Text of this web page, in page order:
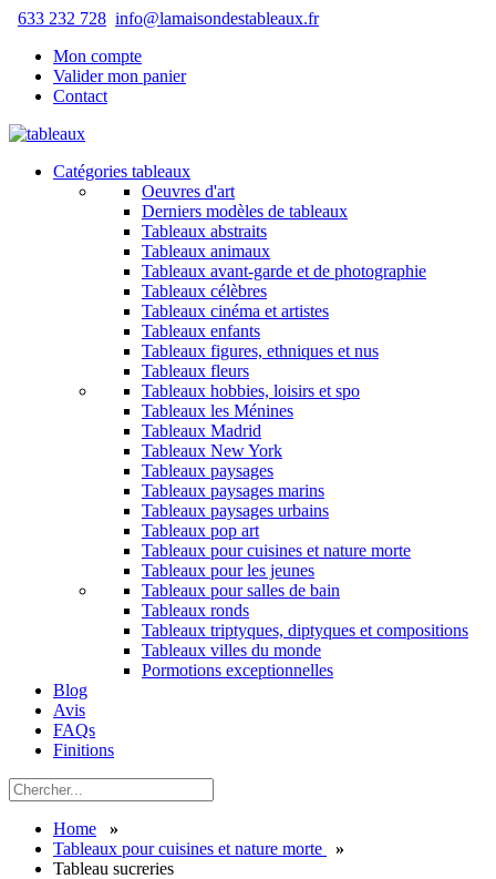
633 232 728 info@lamaisondestableaux.fr
Mon compte
Valider mon panier
Contact
Catégories tableaux
Oeuvres d'art
Derniers modèles de tableaux
Tableaux abstraits
Tableaux animaux
Tableaux avant-garde et de photographie
Tableaux célèbres
Tableaux cinéma et artistes
Tableaux enfants
Tableaux figures, ethniques et nus
Tableaux fleurs
Tableaux hobbies, loisirs et spo
Tableaux les Ménines
Tableaux Madrid
Tableaux New York
Tableaux paysages
Tableaux paysages marins
Tableaux paysages urbains
Tableaux pop art
Tableaux pour cuisines et nature morte
Tableaux pour les jeunes
Tableaux pour salles de bain
Tableaux ronds
Tableaux triptyques, diptyques et compositions
Tableaux villes du monde
Pormotions exceptionnelles
Blog
Avis
FAQs
Finitions
Home
»
Tableaux pour cuisines et nature morte
»
Tableau sucreries